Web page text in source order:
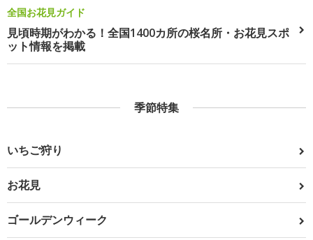
全国お花見ガイド
見頃時期がわかる！全国1400カ所の桜名所・お花見スポ
ット情報を掲載
季節特集
いちご狩り
お花見
ゴールデンウィーク